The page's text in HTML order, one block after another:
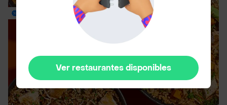
Ver restaurantes disponibles